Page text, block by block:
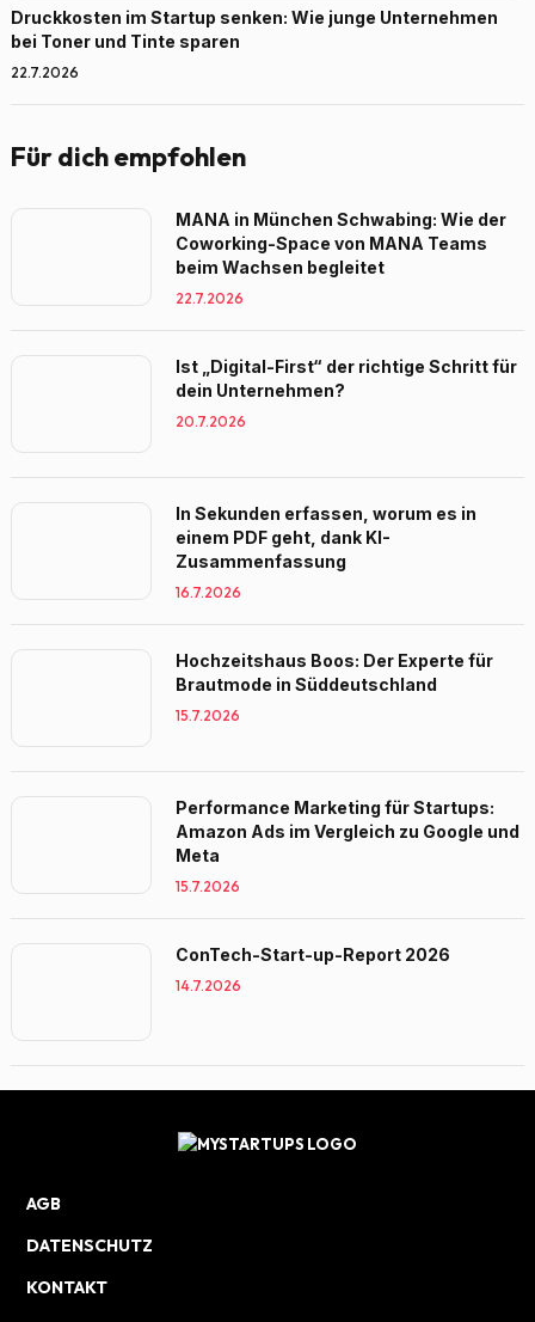
Druckkosten im Startup senken: Wie junge Unternehmen
bei Toner und Tinte sparen
22.7.2026
Für dich empfohlen
MANA in München Schwabing: Wie der
Coworking-Space von MANA Teams
beim Wachsen begleitet
22.7.2026
Ist „Digital-First“ der richtige Schritt für
dein Unternehmen?
20.7.2026
In Sekunden erfassen, worum es in
einem PDF geht, dank KI-
Zusammenfassung
16.7.2026
Hochzeitshaus Boos: Der Experte für
Brautmode in Süddeutschland
15.7.2026
Performance Marketing für Startups:
Amazon Ads im Vergleich zu Google und
Meta
15.7.2026
ConTech-Start-up-Report 2026
14.7.2026
AGB
DATENSCHUTZ
KONTAKT